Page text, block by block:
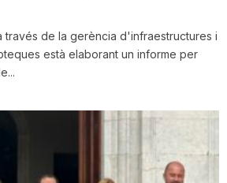
través de la gerència d'infraestructures i
està elaborant un informe per